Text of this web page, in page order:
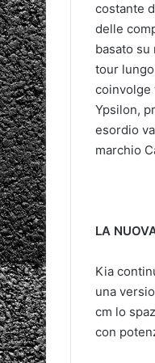
costante
delle
basato
tour
coinvolge
Ypsilon,
esordio
marchio
LA
Kia
una
cm lo
con